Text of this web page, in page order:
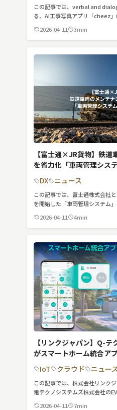
この記事では、verbal and
る、AI工事写真アプリ「cheez」
2026-04-11
3min
【富士通×JR貨物】鉄道
を省力化「車両管理シス
DX
ニュース
この記事では、富士通株式会社
を開始した「車両管理システム
2026-04-11
4min
【リンクジャパン】Q-
がスマートホーム統合ア
携!アプリから操作が可能に
IoT クラウド ニュース
この記事では、株式会社リンク
電テクノシステムズ株式会社の
2026-04-11 7min